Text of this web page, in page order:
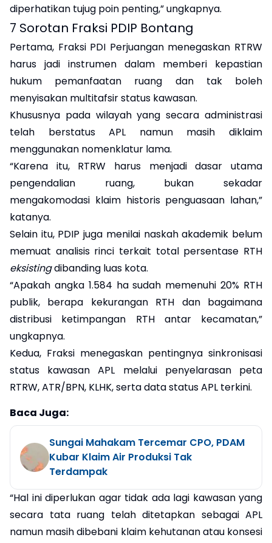
diperhatikan tujug poin penting,” ungkapnya.
7 Sorotan Fraksi PDIP Bontang
Pertama, Fraksi PDI Perjuangan menegaskan RTRW
harus jadi instrumen dalam memberi kepastian
hukum pemanfaatan ruang dan tak boleh
menyisakan multitafsir status kawasan.
Khususnya pada wilayah yang secara administrasi
telah berstatus APL namun masih diklaim
menggunakan nomenklatur lama.
“Karena itu, RTRW harus menjadi dasar utama
pengendalian ruang, bukan sekadar
mengakomodasi klaim historis penguasaan lahan,”
katanya.
Selain itu, PDIP juga menilai naskah akademik belum
memuat analisis rinci terkait total persentase RTH
eksistingdibanding luas kota.
“Apakah angka 1.584 ha sudah memenuhi 20% RTH
publik, berapa kekurangan RTH dan bagaimana
distribusi ketimpangan RTH antar kecamatan,”
ungkapnya.
Kedua, Fraksi menegaskan pentingnya sinkronisasi
status kawasan APL melalui penyelarasan peta
RTRW, ATR/BPN, KLHK, serta data status APL terkini.
Baca Juga:
Sungai Mahakam Tercemar CPO, PDAM
Kubar Klaim Air Produksi Tak
Terdampak
“Hal ini diperlukan agar tidak ada lagi kawasan yang
secara tata ruang telah ditetapkan sebagai APL
namun masih dibebani klaim kehutanan atau konsesi